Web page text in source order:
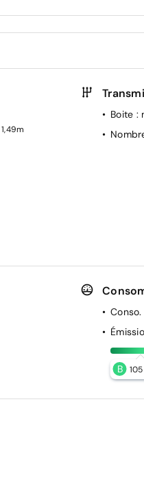
1,49m
Boite :
B